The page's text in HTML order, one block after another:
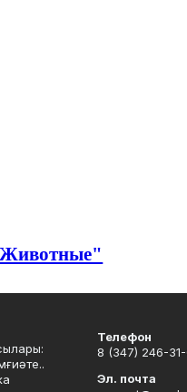
Телефон
8 (347) 246-
Эл. почта